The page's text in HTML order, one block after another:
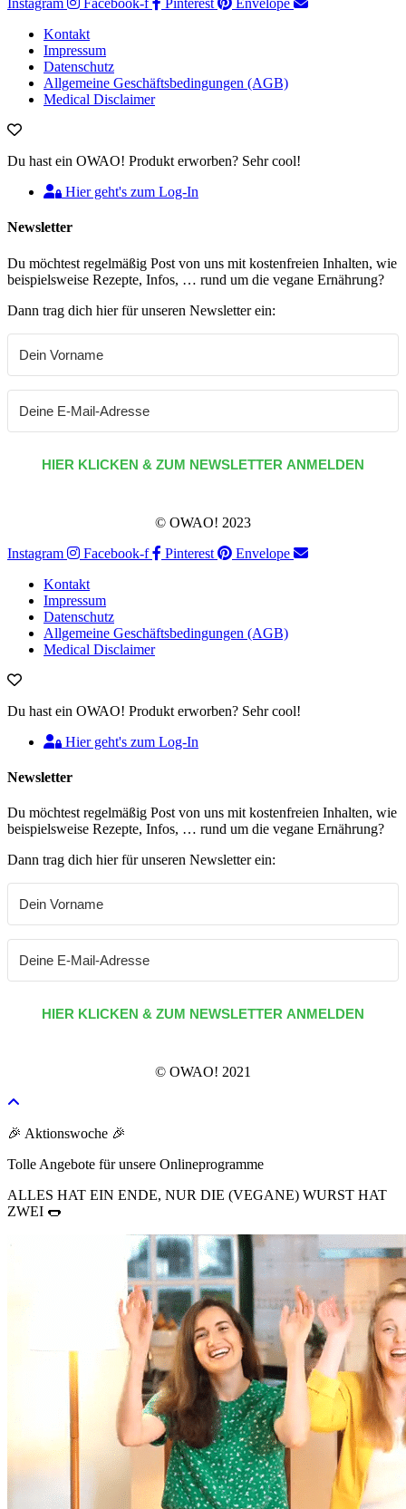
Instagram Facebook-f Pinterest
Envelope
Kontakt
Impressum
Datenschutz
Allgemeine Geschäftsbedingungen (AGB)
Medical Disclaimer
Du hast ein OWAO! Produkt erworben? Sehr cool!
Hier geht's zum Log-In
Newsletter
Du möchtest regelmäßig Post von uns mit kostenfreien Inhalten, wie
beispielsweise Rezepte, Infos, … rund um die vegane Ernährung?
Dann trag dich hier für unseren Newsletter ein:
HIER KLICKEN & ZUM NEWSLETTER ANMELDEN
© OWAO! 2023
Instagram
Facebook-f Pinterest
Envelope
Kontakt
Impressum
Datenschutz
Allgemeine Geschäftsbedingungen (AGB)
Medical Disclaimer
Du hast ein OWAO! Produkt erworben? Sehr cool!
Hier geht's zum Log-In
Newsletter
Du möchtest regelmäßig Post von uns mit kostenfreien Inhalten, wie
beispielsweise Rezepte, Infos, … rund um die vegane Ernährung?
Dann trag dich hier für unseren Newsletter ein:
HIER KLICKEN & ZUM NEWSLETTER ANMELDEN
© OWAO! 2021
🎉 Aktionswoche 🎉
Tolle Angebote für unsere Onlineprogramme
ALLES HAT EIN ENDE, NUR DIE (VEGANE) WURST HAT
ZWEI 🌭​